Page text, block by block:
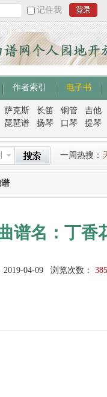
记住我
作者索引 电子书
萨克斯 长笛 铜管 吉他
琵琶谱 扬琴 口琴 提琴
一周热搜：
谱名：丁香
2019-04-09 浏览次数：